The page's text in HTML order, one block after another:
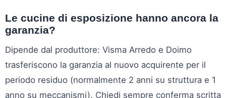
Le cucine di esposizione hanno ancora la
garanzia?
Dipende dal produttore: Visma Arredo e Doimo
trasferiscono la garanzia al nuovo acquirente per il
periodo residuo (normalmente 2 anni su struttura e 1
anno su meccanismi). Chiedi sempre conferma scritta